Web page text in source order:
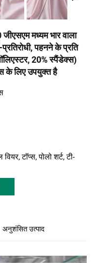
मध्यम भार वाला
पहनने के प्रति
20% स्पैंडेक्स)
के लिए उपयुक्त है
टॉप्स, पोलो शर्ट, टी-
अनुशंसित उत्पाद